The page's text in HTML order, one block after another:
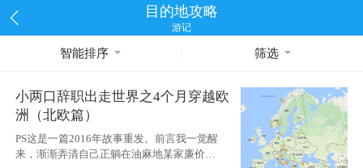
目的地攻略
游记
智能排序 筛选
小两口辞职出走世界之4个月穿越欧
洲（北欧篇）
PS这是一篇2016年故事重发。前言我一觉醒
来，渐渐弄清自己正躺在油麻地某家廉价宾